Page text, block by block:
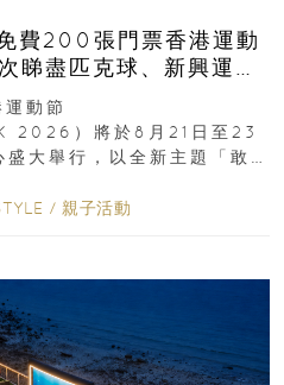
費200張門票香港運動
睇盡匹克球、新興運
品牌展覽
動節
2026）將於8月21日至23
大舉行，以全新主題「敢
/ 親子活動